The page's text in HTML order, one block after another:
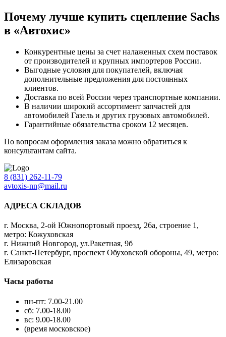
Почему лучше купить сцепление Sachs
в «Автохис»
Конкурентные цены за счет налаженных схем поставок
от производителей и крупных импортеров России.
Выгодные условия для покупателей, включая
дополнительные предложения для постоянных
клиентов.
Доставка по всей России через транспортные компании.
В наличии широкий ассортимент запчастей для
автомобилей Газель и других грузовых автомобилей.
Гарантийные обязательства сроком 12 месяцев.
По вопросам оформления заказа можно обратиться к
консультантам сайта.
8 (831) 262-11-79
avtoxis-nn@mail.ru
АДРЕСА СКЛАДОВ
г. Москва, 2-ой Южнопортовый проезд, 26а, строение 1,
метро: Кожуховская
г. Нижний Новгород, ул.Ракетная, 9б
г. Санкт-Петербург, проспект Обуховской обороны, 49, метро:
Елизаровская
Часы работы
пн-пт: 7.00-21.00
сб: 7.00-18.00
вс: 9.00-18.00
(время московское)